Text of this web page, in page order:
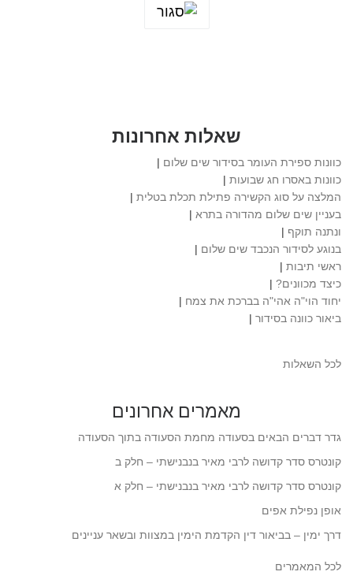
שאלות אחרונות
כוונות ספירת העומר בסידור שים שלום |
כוונות באסרו חג שבועות |
המלצה על סוג הקשירה פתילת תכלת בטלית |
בעניין שים שלום מהדורה בתרא |
ונתנה תוקף |
בנוגע לסידור הנכבד שים שלום |
ראשי תיבות |
כיצד מכוונים? |
יחוד הוי"ה אהי"ה בברכת את צמח |
ביאור כוונה בסידור |
לכל השאלות
מאמרים אחרונים
גדר דברים הבאים בסעודה מחמת הסעודה בתוך הסעודה
קונטרס סדר קדושה לרבי מאיר בנבנישתי – חלק ב
קונטרס סדר קדושה לרבי מאיר בנבנישתי – חלק א
אופן נפילת אפים
דרך ימין – בביאור דין הקדמת הימין במצוות ובשאר עניינים
לכל המאמרים